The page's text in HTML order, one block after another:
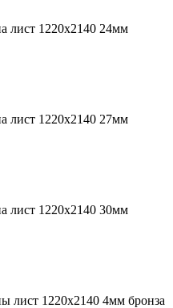
лист 1220х2140 24мм
лист 1220х2140 27мм
лист 1220х2140 30мм
лист 1220х2140 4мм бронза